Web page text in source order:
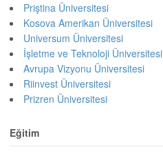
Priştina Üniversitesi
Kosova Amerikan Üniversitesi
Universum Üniversitesi
İşletme ve Teknoloji Üniversitesi
Avrupa Vizyonu Üniversitesi
Riinvest Üniversitesi
Prizren Üniversitesi
Eğitim